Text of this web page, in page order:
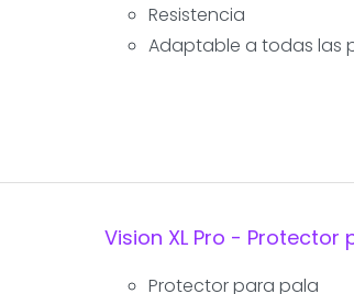
Resistencia
Adaptable a todas las
Vision XL Pro - Protector
Protector para pala